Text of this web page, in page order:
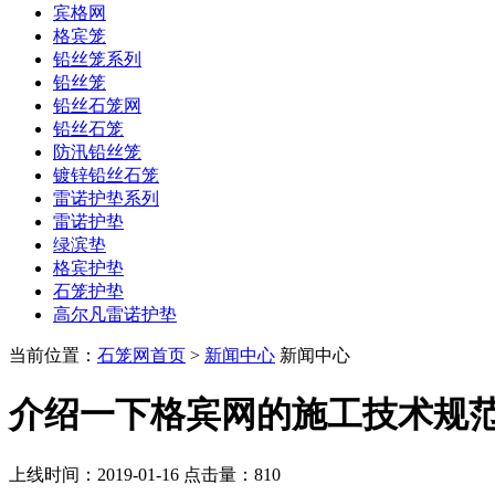
宾格网
格宾笼
铅丝笼系列
铅丝笼
铅丝石笼网
铅丝石笼
防汛铅丝笼
镀锌铅丝石笼
雷诺护垫系列
雷诺护垫
绿滨垫
格宾护垫
石笼护垫
高尔凡雷诺护垫
当前位置： 石笼网首页 > 新闻中心 新闻中心
介绍一下格宾网的施工技术规
上线时间：2019-01-16 点击量： 810